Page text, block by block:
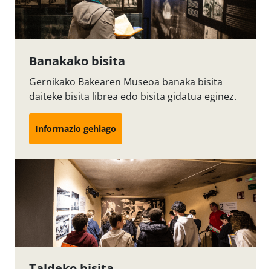
Banakako bisita
Gernikako Bakearen Museoa banaka bisita
daiteke bisita librea edo bisita gidatua eginez.
Informazio gehiago